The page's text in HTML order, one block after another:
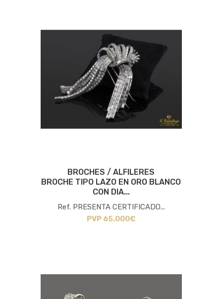
BROCHES / ALFILERES
BROCHE TIPO LAZO EN ORO BLANCO
CON DIA...
Ref. PRESENTA CERTIFICADO...
PVP 65.000€